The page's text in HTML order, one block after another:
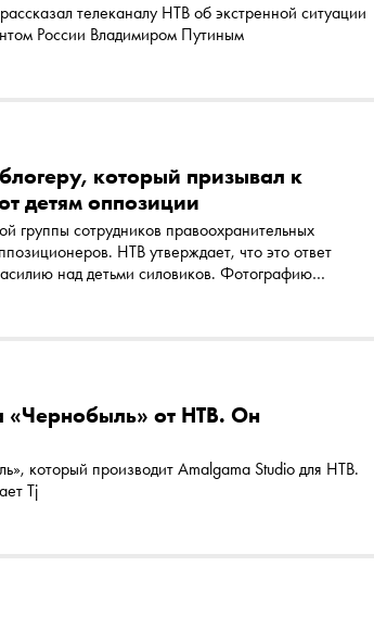
НТВ об экстренной ситуации
России Владимиром Путиным
который призывал к
детям оппозиции
группы сотрудников правоохранительных
НТВ утверждает, что это ответ
над детьми силовиков. Фотографию
«Чернобыль» от НТВ. Он
который производит Amalgama Studio для НТВ.
Tj